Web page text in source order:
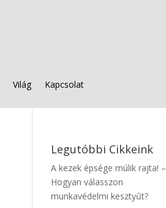
Világ Kapcsolat
Legutóbbi Cikkeink
A kezek épsége múlik rajta! –
Hogyan válasszon
munkavédelmi kesztyűt?